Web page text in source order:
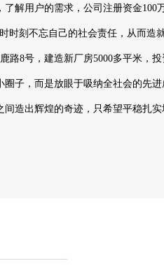
解用户的需求，公司注册资金100
时刻不忘自己的社会责任，从而造
路8号，建造新厂房5000多平米，
子，而是放眼于吸纳全社会的先
造出辉煌的奇迹，只希望平稳扎